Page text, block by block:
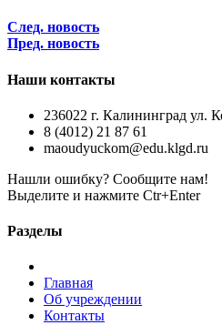
След. новость
Пред. новость
Наши контакты
236022 г. Калининград ул.
8 (4012) 21 87 61
maoudyuckom@edu.klgd.ru
Нашли ошибку? Сообщите нам!
Выделите и нажмите Ctr+Enter
Разделы
Главная
Об учреждении
Контакты